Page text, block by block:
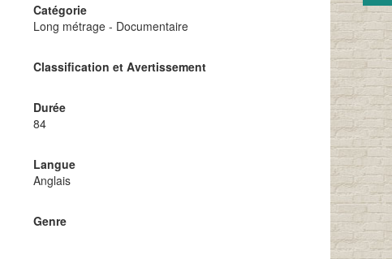
Catégorie
Long métrage - Documentaire
Classification et Avertissement
Durée
84
Langue
Anglais
Genre